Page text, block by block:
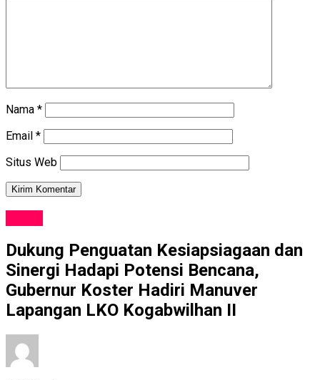
Nama *
Email *
Situs Web
Dukung Penguatan Kesiapsiagaan dan
Sinergi Hadapi Potensi Bencana,
Gubernur Koster Hadiri Manuver
Lapangan LKO Kogabwilhan II